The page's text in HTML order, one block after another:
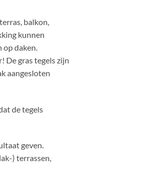
balkon,
kunnen
op daken.
De gras tegels zijn
aangesloten
de tegels
geven.
) terrassen,